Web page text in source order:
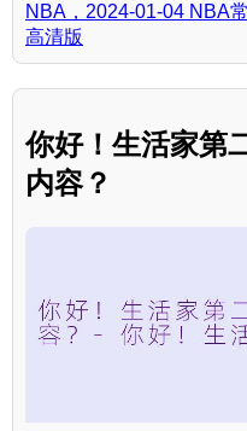
NBA，2024-01-04 NBA
高清版
你好！生活家第
内容？